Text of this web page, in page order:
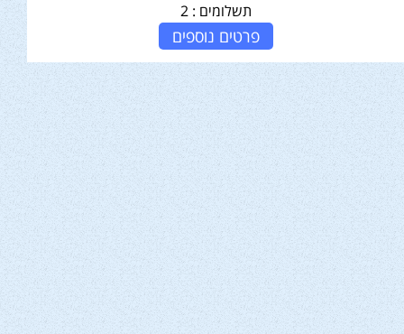
תשלומים : 2
פרטים נוספים